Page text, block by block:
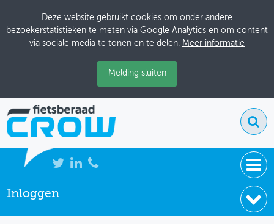
Deze website gebruikt cookies om onder andere
bezoekerstatistieken te meten via Google Analytics en om content
via sociale media te tonen en te delen. Meer informatie
Melding sluiten
NIEUWS
Inloggen